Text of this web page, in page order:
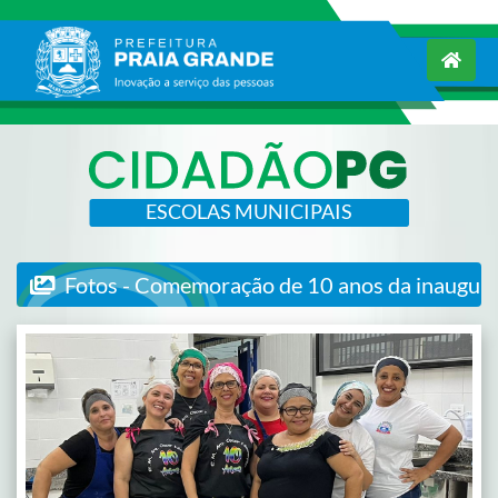
ESCOLAS MUNICIPAIS
Fotos - Comemoração de 10 anos da